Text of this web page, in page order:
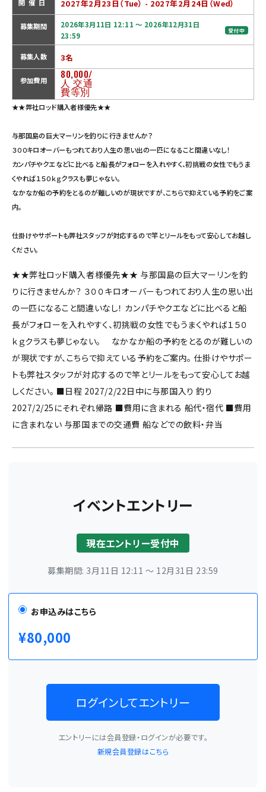
★★弊社ロッド購入者様優先★★
与那国島の巨大マーリンを釣りに行きませんか？
３００キロオーバーもつれており人生の思い出の一匹になること間違いなし！
カンパチやクエなどに比べると船長がフォローを入れやすく、初挑戦の女性でもうま
くやれば１５０ｋｇクラスも夢じゃない。
なかなか船の予約をとるのが難しいのが現状ですが、こちらで抑えている予約をご案
内。
仕掛けやサポートも弊社スタッフが対応するので竿とリールをもって安心してお越し
ください。
★★弊社ロッド購入者様優先★★ 与那国島の巨大マーリンを釣
りに行きませんか？ ３００キロオーバーもつれており人生の思い出
の一匹になること間違いなし！ カンパチやクエなどに比べると船
長がフォローを入れやすく、初挑戦の女性でもうまくやれば１５０
ｋｇクラスも夢じゃない。 なかなか船の予約をとるのが難しいの
が現状ですが、こちらで抑えている予約をご案内。 仕掛けやサポー
トも弊社スタッフが対応するので竿とリールをもって安心してお越
しください。 ■日程 2027/2/22日中に与那国入り 釣り
2027/2/25にそれぞれ帰路 ■費用に含まれる 船代・宿代 ■費用
に含まれない 与那国までの交通費 船などでの飲料・弁当
開催日 2027年2月23日（Tue） - 2027年2月24日（Wed）
募集期間
2026年3月11日 12:11 ～ 2026年12月31日
23:59
受付中
募集人数 3名
参加費用 80,000/
人 交通
費等別
イベントエントリー
現在エントリー受付中
募集期間: 3月11日 12:11 ～ 12月31日 23:59
お申込みはこちら
¥80,000
ログインしてエントリー
エントリーには会員登録・ログインが必要です。
新規会員登録はこちら